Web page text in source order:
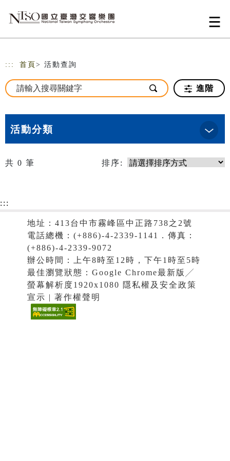
::: 首頁 > 活動查詢
進階
活動分類
共 0 筆 排序:
:::
地址：413台中市霧峰區中正路738之2號
電話總機：(+886)-4-2339-1141．傳真：
(+886)-4-2339-9072
辦公時間：上午8時至12時，下午1時至5時
最佳瀏覽狀態：Google Chrome最新版╱
螢幕解析度1920x1080 隱私權及安全政策
宣示 | 著作權聲明